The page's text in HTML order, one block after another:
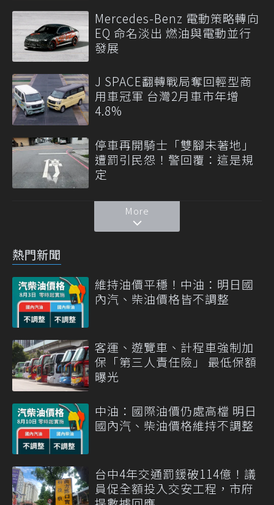
Mercedes-Benz 電動策略轉向
EQ 命名淡出 燃油與電動並行
發展
J SPACE翻轉戰局奪回輕型商
用車冠軍 台灣2月車市年增
4.8%
停車再開騎士「雙腳未著地」
遭罰引民怨！警回覆：這是規
定
More
熱門新聞
維持油價平穩！中油：明日國
內汽、柴油價格皆不調整
客運、遊覽車、計程車強制加
保「第三人責任險」 最低保額
曝光
中油：國際油價仍處高檔 明日
國內汽、柴油價格維持不調整
台中4年交通罰鍰破114億！議
員促全額投入交安工程，市府